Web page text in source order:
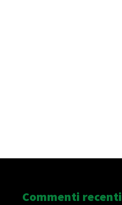
Commenti recenti